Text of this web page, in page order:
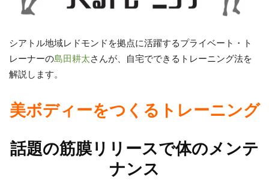
シアトル地域レドモンドを拠点に活躍するプライベート・ト
レーナーの島田耕太さんが、自宅でできるトレーニング法を
解説します。
美ボディーをつくるトレーニング
話題の筋膜リリースで体のメンテ
ナンス